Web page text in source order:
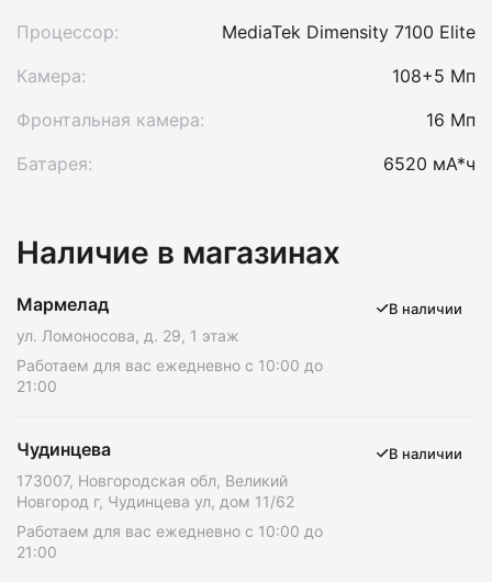
Процессор:
MediaTek Dimensity 7100 Elite
Камера:
108+5 Мп
Фронтальная камера:
16 Мп
Батарея:
6520 мА*ч
Наличие в магазинах
Мармелад
ул. Ломоносова, д. 29, 1 этаж
Работаем для вас ежедневно с 10:00 до
21:00
В наличии
Чудинцева
173007, Новгородская обл, Великий
Новгород г, Чудинцева ул, дом 11/62
Работаем для вас ежедневно с 10:00 до
21:00
В наличии